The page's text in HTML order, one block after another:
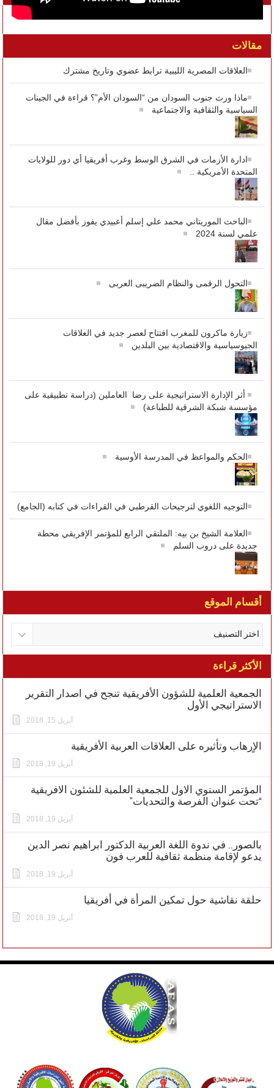
مقالات
العلاقات المصرية الليبية ترابط عضوي وتاريخ مشترك
ماذا ورث جنوب السودان من “السودان الأم”؟ قراءة في الجينات
السياسية والثقافية والاجتماعية
ادارة الأزمات في الشرق الوسط وغرب أفريقيا أي دور للولايات
المتحدة الأمريكية ..
الباحث الموريتاني محمد علي إسلم أعبيدي يفوز بأفضل مقال
علمي لسنة 2024
التحول الرقمى والنظام الضريبى العربى
زيارة ماكرون للمغرب افتتاح لعصر جديد في العلاقات
الجيوسياسية والاقتصادية بين البلدين
أثر الإدارة الاستراتيجية على رضا العاملين (دراسة تطبيقية على
مؤسسة شبكة الشرقية للطباعة)
الحكم والمواعظ في المدرسة الأوسية
التوجيه اللغوي لترجيحات القرطبي في القراءات في كتابه (الجامع)
العلامة الشيخ بن بيه: الملتقي الرابع للمؤتمر الإفريقي محطة
جديدة على دروب السلم
أقسام الموقع
الأكثر قراءة
الجمعية العلمية للشؤون الأفريقية تنجح في اصدار التقرير
الاستراتيجي الأول
أبريل 15, 2018
الاٍرهاب وتأثيره على العلاقات العربية الأفريقية
أبريل 19, 2018
المؤتمر السنوي الاول للجمعية العلمية للشئون الافريقية
“تحت عنوان الفرصة والتحديات”
أبريل 19, 2018
بالصور.. في ندوة اللغة العربية الدكتور ابراهيم نصر الدين
يدعو لإقامة منظمة ثقافية للعرب فون
أبريل 19, 2018
حلقة نقاشية حول تمكين المرأة في أفريقيا
أبريل 19, 2018